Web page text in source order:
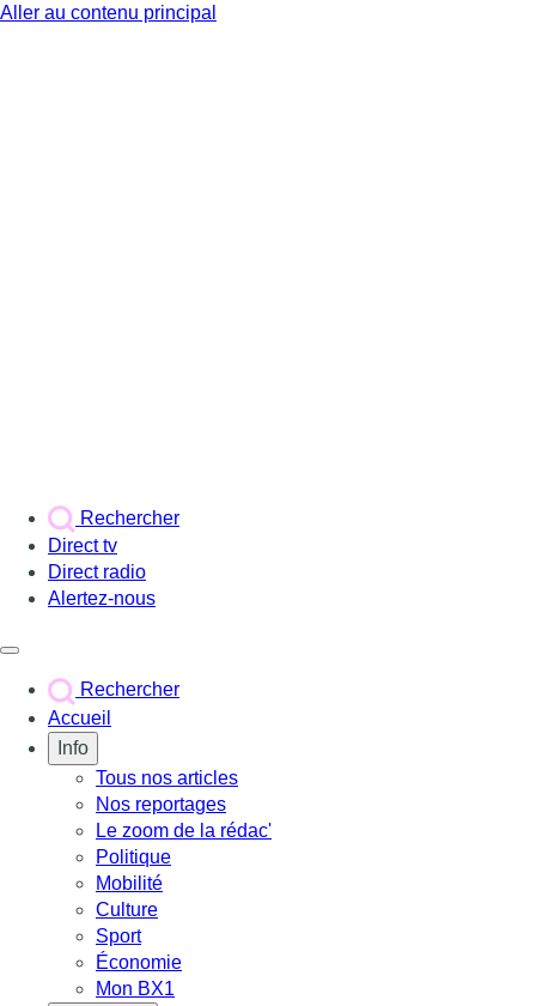
Aller au contenu principal
Rechercher
Direct tv
Direct radio
Alertez-nous
Rechercher
Accueil
Info
Tous nos articles
Nos reportages
Le zoom de la rédac'
Politique
Mobilité
Culture
Sport
Économie
Mon BX1